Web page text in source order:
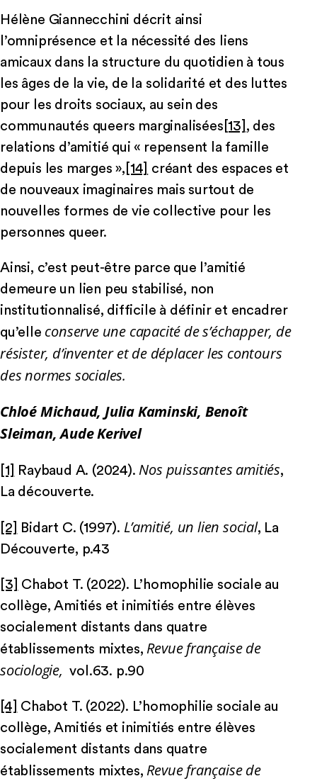
Hélène Giannecchini décrit ainsi
l’omniprésence et la nécessité des liens
amicaux dans la structure du quotidien à tous
les âges de la vie, de la solidarité et des luttes
pour les droits sociaux, au sein des
communautés queers marginalisées [13] , des
relations d’amitié qui « repensent la famille
depuis les marges », [14]
créant des espaces et
de nouveaux imaginaires mais surtout de
nouvelles formes de vie collective pour les
personnes queer.
Ainsi, c’est peut-être parce que l’amitié
demeure un lien peu stabilisé, non
institutionnalisé, difficile à définir et encadrer
qu’elle conserve une capacité de s’échapper, de
résister, d’inventer et de déplacer les contours
des normes sociales.
Chloé Michaud, Julia Kaminski, Benoît
Sleiman, Aude Kerivel
[1] Raybaud A. (2024). Nos puissantes amitiés,
La découverte.
[2] Bidart C. (1997). L’amitié, un lien social, La
Découverte, p.43
[3]
Chabot T. (2022). L’homophilie sociale au
collège, Amitiés et inimitiés entre élèves
socialement distants dans quatre
établissements mixtes, Revue française de
sociologie, vol.63. p.90
[4]
Chabot T. (2022). L’homophilie sociale au
collège, Amitiés et inimitiés entre élèves
socialement distants dans quatre
établissements mixtes, Revue française de